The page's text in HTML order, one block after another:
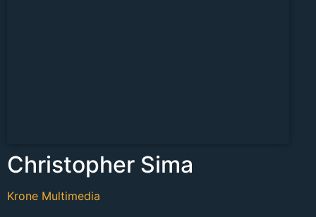
Christopher Sima
Krone Multimedia